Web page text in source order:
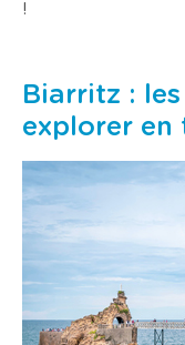
!
Biarritz :
explorer en